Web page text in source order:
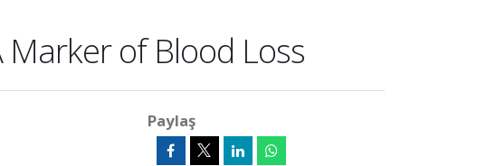
of Blood Loss
Paylaş